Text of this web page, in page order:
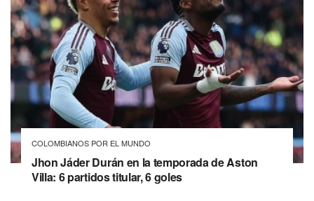
COLOMBIANOS POR EL MUNDO
Jhon Jáder Durán en la temporada de Aston
Villa: 6 partidos titular, 6 goles